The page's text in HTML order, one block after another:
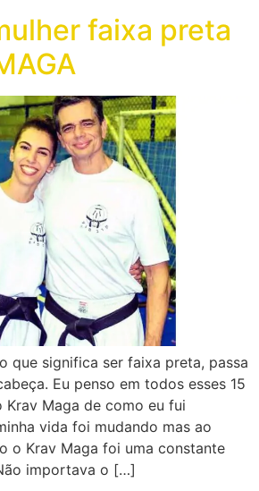
faixa preta
que significa ser faixa preta, passa
Eu penso em todos esses 15
Krav Maga de como eu fui
vida foi mudando mas ao
o Krav Maga foi uma constante
importava o […]